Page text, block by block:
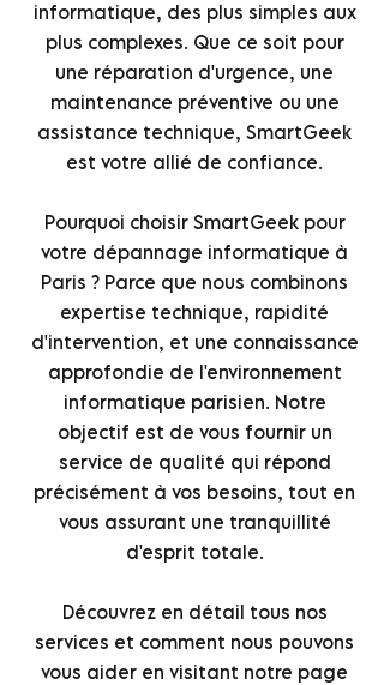
informatique, des plus simples aux
plus complexes. Que ce soit pour
une réparation d'urgence, une
maintenance préventive ou une
assistance technique, SmartGeek
est votre allié de confiance.
Pourquoi choisir SmartGeek pour
votre dépannage informatique à
Paris ? Parce que nous combinons
expertise technique, rapidité
d'intervention, et une connaissance
approfondie de l'environnement
informatique parisien. Notre
objectif est de vous fournir un
service de qualité qui répond
précisément à vos besoins, tout en
vous assurant une tranquillité
d'esprit totale.
Découvrez en détail tous nos
services et comment nous pouvons
vous aider en visitant notre page